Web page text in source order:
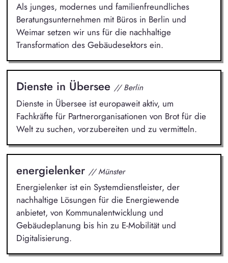
Als junges, modernes und familienfreundliches
Beratungsunternehmen mit Büros in Berlin und
Weimar setzen wir uns für die nachhaltige
Transformation des Gebäudesektors ein.
Dienste in Übersee // Berlin
Dienste in Übersee ist europaweit aktiv, um
Fachkräfte für Partnerorganisationen von Brot für die
Welt zu suchen, vorzubereiten und zu vermitteln.
energielenker // Münster
Energielenker ist ein Systemdienstleister, der
nachhaltige Lösungen für die Energiewende
anbietet, von Kommunalentwicklung und
Gebäudeplanung bis hin zu E-Mobilität und
Digitalisierung.